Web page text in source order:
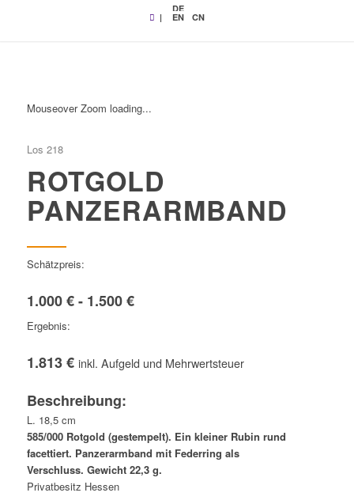
|
DE
EN CN
Mouseover Zoom loading...
Los 218
ROTGOLD
PANZERARMBAND
Schätzpreis:
1.000 € - 1.500 €
Ergebnis:
1.813 € inkl. Aufgeld und Mehrwertsteuer
Beschreibung:
L. 18,5 cm
585/000 Rotgold (gestempelt). Ein kleiner Rubin rund
facettiert. Panzerarmband mit Federring als
Verschluss. Gewicht 22,3 g.
Privatbesitz Hessen